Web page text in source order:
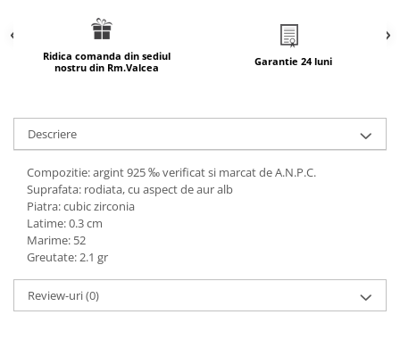
marimea 51
marimea 52
marimea 54
marimea 55
marimea 56
marimea 57
marimea 58
marimea 59
marimea 60
marimea 61
marimea 62
Ridica comanda din sediul
nostru din Rm.Valcea
Garantie 24 luni
Descriere
Compozitie: argint 925 ‰ verificat si marcat de A.N.P.C.
Suprafata: rodiata, cu aspect de aur alb
Piatra: cubic zirconia
Latime: 0.3 cm
Marime: 52
Greutate: 2.1 gr
Review-uri(0)